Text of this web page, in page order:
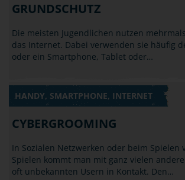
GRUNDSCHUTZ
Die meisten Jugendlichen nutzen
das Internet. Dabei verwenden sie häufig
oder ein Smartphone, Tablet oder…
HANDY, SMARTPHONE, INTERNET
CYBERGROOMING
In Sozialen Netzwerken oder beim Spielen
Spielen kommt man mit ganz vielen
oft unbekannten Usern in Kontakt. Den…